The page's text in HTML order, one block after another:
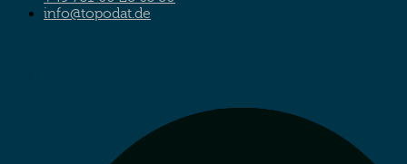
info@topodat.de